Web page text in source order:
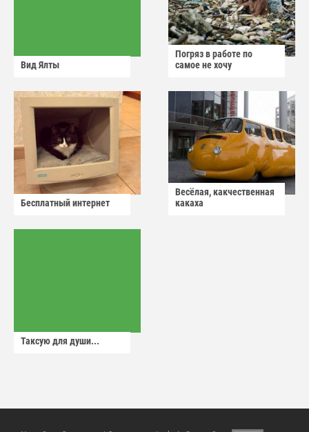
Вид Ялты
Погряз в работе по
самое не хочу
Бесплатный интернет
Весёлая, какчественная
какаха
Таксую для души...